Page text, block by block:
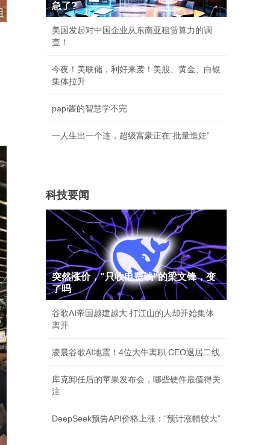
急了?
美国发起对中国企业从东南亚租赁算力的调
查！
今夜！美联储，利好来袭！美股、黄金、白银
集体拉升
papi酱的智慧学不完
一人生出一个连，超级富豪正在“批量造娃”
科技要闻
突然涨价，"只收电费钱"的梁文锋，变
了吗
谷歌AI帝国越建越大 打江山的人却开始集体
离开
凌晨谷歌AI地震！4位大牛离职 CEO退居二线
库克卸任后的苹果发布会，哪些硬件最值得关
注
DeepSeek预告API价格上涨：“预计涨幅较大”